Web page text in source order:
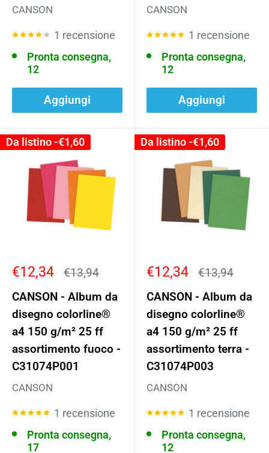
CANSON
1 recensione
Pronta consegna,
12
Aggiungi
CANSON
1 recensione
Pronta consegna,
12
Aggiungi
Da listino -€1,60
Prezzo
€12,34 Prezzo
€13,94
CANSON - Album da
disegno colorline®
a4 150 g/m² 25 ff
assortimento fuoco -
C31074P001
CANSON
1 recensione
Pronta consegna,
17
Da listino -€1,60
Prezzo
€12,34 Prezzo
€13,94
CANSON - Album da
disegno colorline®
a4 150 g/m² 25 ff
assortimento terra -
C31074P003
CANSON
1 recensione
Pronta consegna,
12